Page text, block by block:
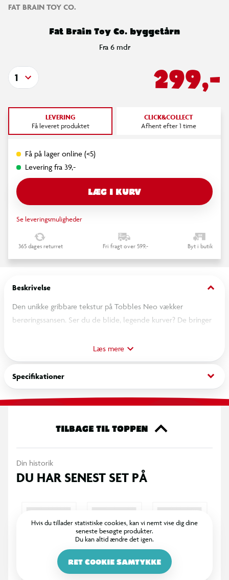
FAT BRAIN TOY CO.
Fat Brain Toy Co. byggetårn
Fra 6 mdr
299,-
1
LEVERING
Få leveret produktet
CLICK&COLLECT
Afhent efter 1 time
Få på lager online (<5)
Levering fra 39,-
LÆG I KURV
Se leveringsmuligheder
365 dages returret Fri fragt over 599,- Byt i butik
Beskrivelse keyboard_arrow_down
Den unikke gribbare tekstur på Tobbles Neo vækker
berøringssansen. Ser du de blide, legende kurver? De bringer
vælte og opdage uendelig opfindsomhed med Tobbles Neo.
Seks unikt vægtede stykker balancerer, ligger pænt i lag og
snurrer uophørligt forbi dine forventninger. Tilfredsstillende at
holde i hænderne, vægtet til at opfordre til undersøgelse og
med stor sandsynlighed for at blive taget af små nysgerrige
Læs mere
Specifikationer keyboard_arrow_down
TILBAGE TIL TOPPEN
Din historik
DU HAR SENEST SET PÅ
Hvis du tillader statistiske cookies, kan vi nemt vise dig dine
seneste besøgte produkter.
Du kan altid ændre det igen.
RET COOKIE SAMTYKKE